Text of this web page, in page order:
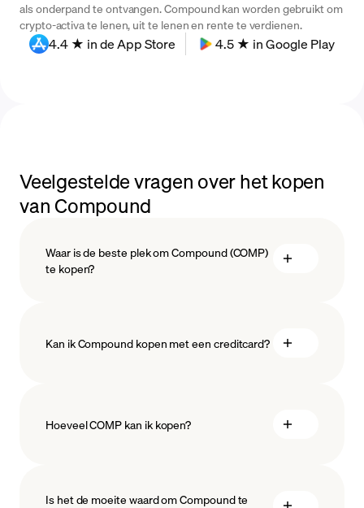
als onderpand te ontvangen. Compound kan worden gebruikt om
crypto-activa te lenen, uit te lenen en rente te verdienen.
4.4 ★ in de App Store 4.5 ★ in Google Play
Veelgestelde vragen over het kopen
van Compound
Waar is de beste plek om Compound (COMP)
te kopen?
Kan ik Compound kopen met een creditcard?
Hoeveel COMP kan ik kopen?
Is het de moeite waard om Compound te